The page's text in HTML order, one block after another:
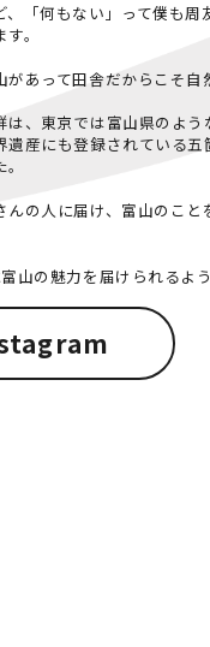
、「何もない」って僕も
。
があって田舎だからこそ
は、東京では富山県のよ
遺産にも登録されている
んの人に届け、富山のこ
山の魅力を届けられるよ